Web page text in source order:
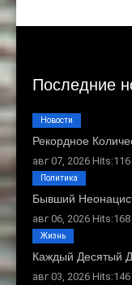
Последние
Рекордное
авг 07, 2026 Hits:116
Новости
Бывший
авг 06, 2026 Hits:168
Политика
Каждый Десятый
авг 03, 2026 Hits:146
Жизнь